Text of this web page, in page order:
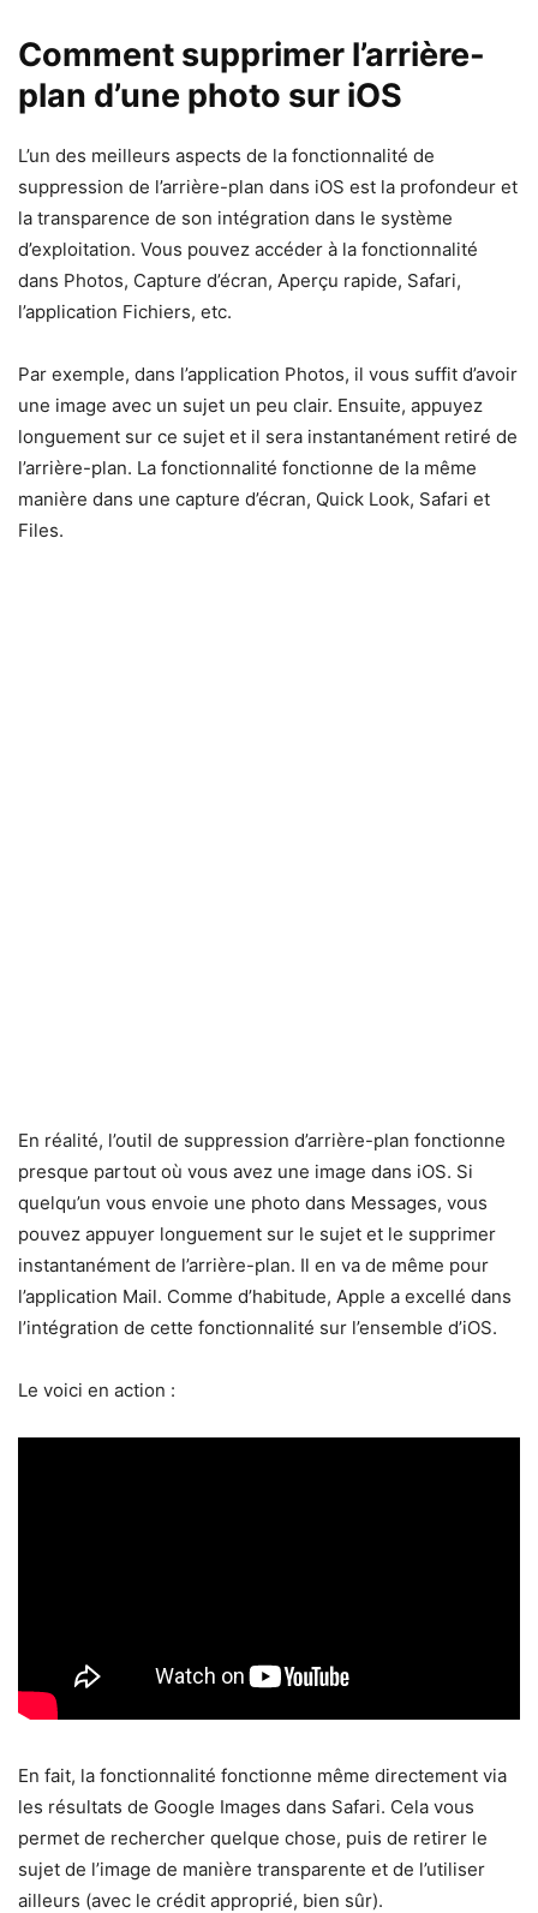
Comment supprimer l’arrière-
plan d’une photo sur iOS
L’un des meilleurs aspects de la fonctionnalité de
suppression de l’arrière-plan dans iOS est la profondeur et
la transparence de son intégration dans le système
d’exploitation. Vous pouvez accéder à la fonctionnalité
dans Photos, Capture d’écran, Aperçu rapide, Safari,
l’application Fichiers, etc.
Par exemple, dans l’application Photos, il vous suffit d’avoir
une image avec un sujet un peu clair. Ensuite, appuyez
longuement sur ce sujet et il sera instantanément retiré de
l’arrière-plan. La fonctionnalité fonctionne de la même
manière dans une capture d’écran, Quick Look, Safari et
Files.
En réalité, l’outil de suppression d’arrière-plan fonctionne
presque partout où vous avez une image dans iOS. Si
quelqu’un vous envoie une photo dans Messages, vous
pouvez appuyer longuement sur le sujet et le supprimer
instantanément de l’arrière-plan. Il en va de même pour
l’application Mail. Comme d’habitude, Apple a excellé dans
l’intégration de cette fonctionnalité sur l’ensemble d’iOS.
Le voici en action :
En fait, la fonctionnalité fonctionne même directement via
les résultats de Google Images dans Safari. Cela vous
permet de rechercher quelque chose, puis de retirer le
sujet de l’image de manière transparente et de l’utiliser
ailleurs (avec le crédit approprié, bien sûr).